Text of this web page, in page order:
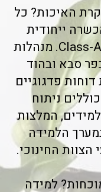
האיכות? כל
ייחודית
למתודולוגיית Class-A. מנהלות
סבא ובהוד
פדגוגיים
ניתוח
המלצות
הלמידה
הצוות החינוכי.
למידה